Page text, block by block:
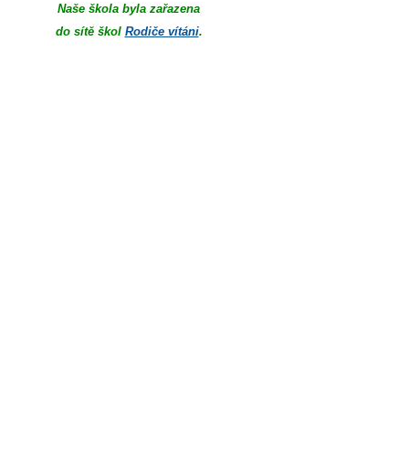
Naše škola byla zařazena
do sítě škol Rodiče vítáni.